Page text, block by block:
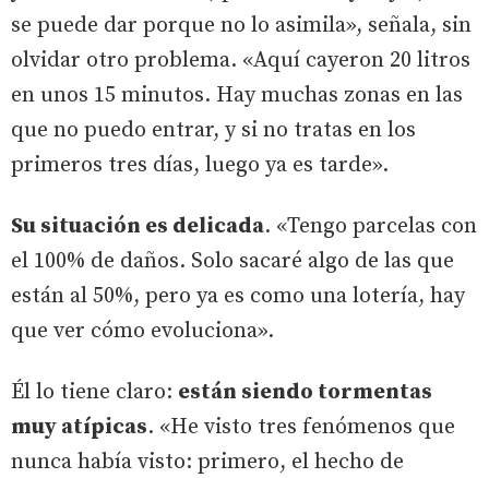
se puede dar porque no lo asimila», señala, sin
olvidar otro problema. «Aquí cayeron 20 litros
en unos 15 minutos. Hay muchas zonas en las
que no puedo entrar, y si no tratas en los
primeros tres días, luego ya es tarde».
Su situación es delicada. «Tengo parcelas con
el 100% de daños. Solo sacaré algo de las que
están al 50%, pero ya es como una lotería, hay
que ver cómo evoluciona».
Él lo tiene claro: están siendo tormentas
muy atípicas. «He visto tres fenómenos que
nunca había visto: primero, el hecho de